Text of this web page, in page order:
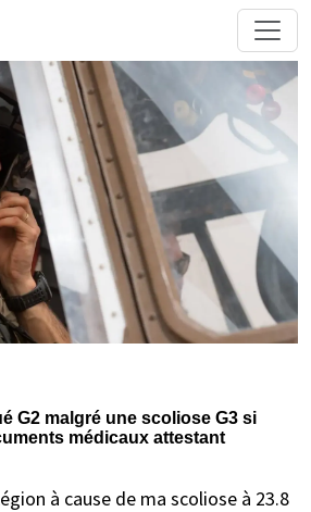
G2 malgré une scoliose G3 si
médicaux attestant
à cause de ma scoliose à 23.8